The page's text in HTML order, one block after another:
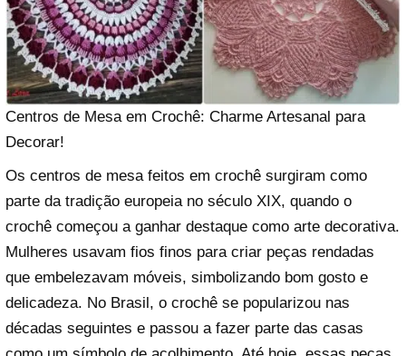
Centros de Mesa em Crochê: Charme Artesanal para
Decorar!
Os centros de mesa feitos em crochê surgiram como
parte da tradição europeia no século XIX, quando o
crochê começou a ganhar destaque como arte decorativa.
Mulheres usavam fios finos para criar peças rendadas
que embelezavam móveis, simbolizando bom gosto e
delicadeza. No Brasil, o crochê se popularizou nas
décadas seguintes e passou a fazer parte das casas